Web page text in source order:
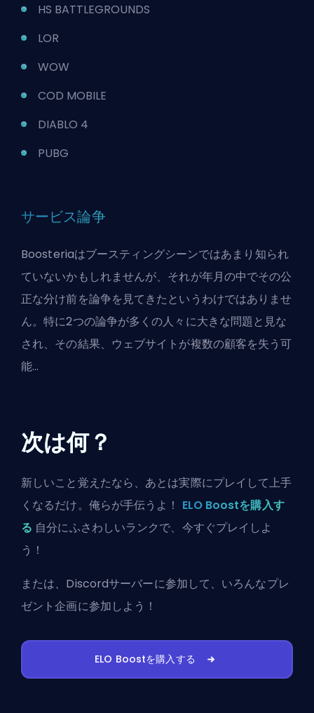
HS BATTLEGROUNDS
LOR
WOW
COD MOBILE
DIABLO 4
PUBG
サービス論争
Boosteriaはブースティングシーンではあまり知られ
ていないかもしれませんが、それが年月の中でその公
正な分け前を論争を見てきたというわけではありませ
ん。特に2つの論争が多くの人々に大きな問題と見な
され、その結果、ウェブサイトが複数の顧客を失う可
能...
次は何？
新しいこと覚えたなら、あとは実際にプレイして上手
くなるだけ。俺らが手伝うよ！ ELO Boostを購入す
る 自分にふさわしいランクで、今すぐプレイしよ
う！
または、 Discordサーバーに参加して、いろんなプレ
ゼント企画に参加しよう！
ELO Boostを購入する